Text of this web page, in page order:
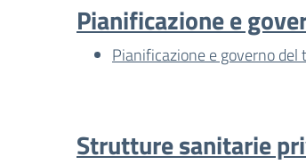
Pianificazione e
Pianificazione e governo del
Strutture sanitarie